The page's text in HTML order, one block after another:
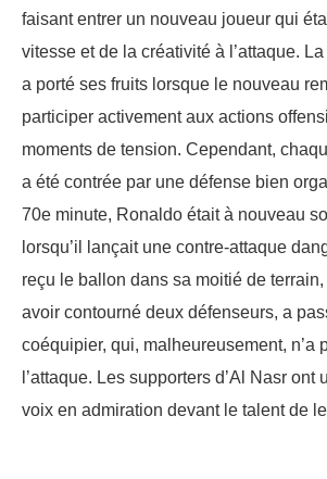
faisant entrer un nouveau joueur qui
vitesse et de la créativité à l’attaque.
a porté ses fruits lorsque le nouveau
participer activement aux actions
moments de tension. Cependant,
a été contrée par une défense bien
70e minute, Ronaldo était à nouveau
lorsqu’il lançait une contre-attaque
reçu le ballon dans sa moitié de
avoir contourné deux défenseurs, a
coéquipier, qui, malheureusement, n’a
l’attaque. Les supporters d’Al Nasr
voix en admiration devant le talent de